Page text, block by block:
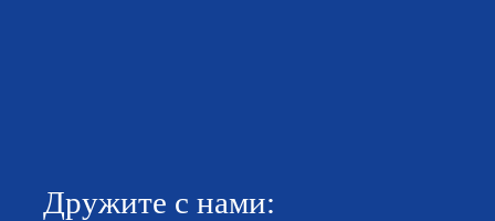
Дружите с нами: